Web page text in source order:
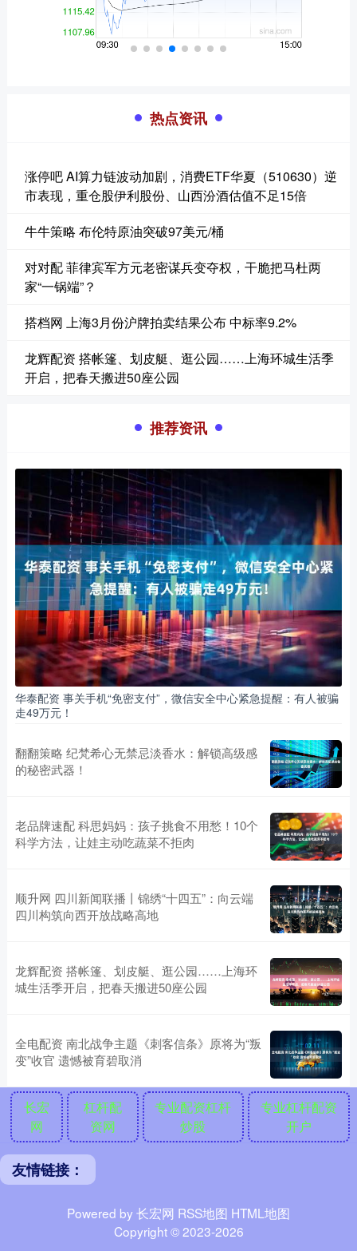
热点资讯
涨停吧 AI算力链波动加剧，消费ETF华夏（510630）逆
市表现，重仓股伊利股份、山西汾酒估值不足15倍
牛牛策略 布伦特原油突破97美元/桶
对对配 菲律宾军方元老密谋兵变夺权，干脆把马杜两
家“一锅端”？
搭档网 上海3月份沪牌拍卖结果公布 中标率9.2%
龙辉配资 搭帐篷、划皮艇、逛公园……上海环城生活季
开启，把春天搬进50座公园
推荐资讯
华泰配资 事关手机“免密支付”，微信安全中心紧急提醒：有人被骗
走49万元！
翻翻策略 纪梵希心无禁忌淡香水：解锁高级感
的秘密武器！
老品牌速配 科思妈妈：孩子挑食不用愁！10个
科学方法，让娃主动吃蔬菜不拒肉
顺升网 四川新闻联播丨锦绣“十四五”：向云端
四川构筑向西开放战略高地
龙辉配资 搭帐篷、划皮艇、逛公园……上海环
城生活季开启，把春天搬进50座公园
全电配资 南北战争主题《刺客信条》原将为“叛
变”收官 遗憾被育碧取消
长宏
网
杠杆配
资网
专业配资杠杆
炒股
专业杠杆配资
开户
友情链接：
Powered by 长宏网 RSS地图 HTML地图
Copyright© 2023-2026